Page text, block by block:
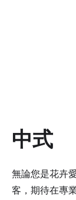
中式
無論您是花卉
客，期待在專